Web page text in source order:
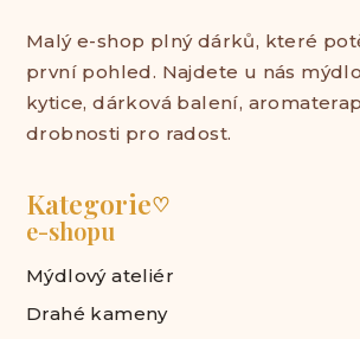
p
r
v
k
Malý e-shop plný dárků, které
první pohled. Najdete u nás
kytice, dárková balení,
drobnosti pro radost.
Kategorie♡
e-shopu
Mýdlový ateliér
Drahé kameny